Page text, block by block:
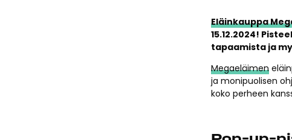
Eläinkauppa
15.12.2024!
tapaamista ja
Megaeläimen
ja monipuolisen
koko perheen